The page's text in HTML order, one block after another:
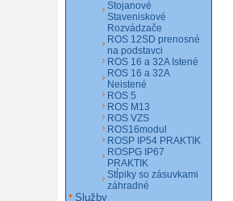
Stojanové
Staveniskové
Rozvádzače
ROS 12SD prenosné
na podstavci
ROS 16 a 32A Istené
ROS 16 a 32A
Neistené
ROS 5
ROS M13
ROS VZS
ROS16modul
ROSP IP54 PRAKTIK
ROSPG IP67
PRAKTIK
Stĺpiky so zásuvkami
záhradné
Služby